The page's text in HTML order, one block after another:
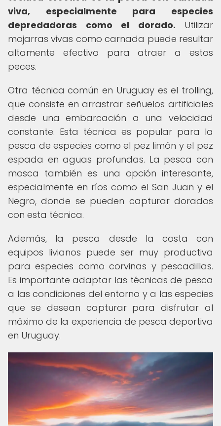
viva, especialmente para especies
depredadoras como el dorado. Utilizar
mojarras vivas como carnada puede resultar
altamente efectivo para atraer a estos
peces.
Otra técnica común en Uruguay es el trolling,
que consiste en arrastrar señuelos artificiales
desde una embarcación a una velocidad
constante. Esta técnica es popular para la
pesca de especies como el pez limón y el pez
espada en aguas profundas. La pesca con
mosca también es una opción interesante,
especialmente en ríos como el San Juan y el
Negro, donde se pueden capturar dorados
con esta técnica.
Además, la pesca desde la costa con
equipos livianos puede ser muy productiva
para especies como corvinas y pescadillas.
Es importante adaptar las técnicas de pesca
a las condiciones del entorno y a las especies
que se desean capturar para disfrutar al
máximo de la experiencia de pesca deportiva
en Uruguay.